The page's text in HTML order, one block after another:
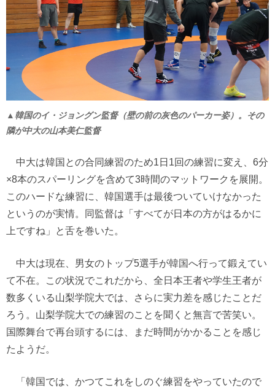
▲韓国のイ・ジョングン監督（壁の前の灰色のパーカー姿）。その
隣が中大の山本美仁監督
中大は韓国との合同練習のため1日1回の練習に変え、6分
×8本のスパーリングを含めて3時間のマットワークを展開。
このハードな練習に、韓国選手は最後ついていけなかった
というのが実情。同監督は「すべてが日本の方がはるかに
上ですね」と舌を巻いた。
中大は現在、男女のトップ5選手が韓国へ行って鍛えてい
て不在。この状況でこれだから、全日本王者や学生王者が
数多くいる山梨学院大では、さらに実力差を感じたことだ
ろう。山梨学院大での練習のことを聞くと無言で苦笑い。
国際舞台で再台頭するには、まだ時間がかかることを感じ
たようだ。
「韓国では、かつてこれをしのぐ練習をやっていたので